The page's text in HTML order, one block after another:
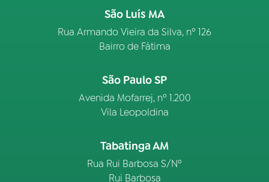
São Luís MA
Rua Armando Vieira da Silva, nº 126
Bairro de Fátima
São Paulo SP
Avenida Mofarrej, nº 1.200
Vila Leopoldina
Tabatinga AM
Rua Rui Barbosa S/Nº
Rui Barbosa